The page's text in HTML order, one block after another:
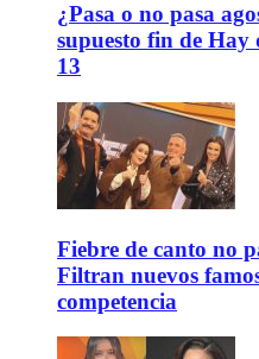
¿Pasa o no pasa
supuesto fin de Hay
13
Fiebre de canto no
Filtran nuevos
competencia